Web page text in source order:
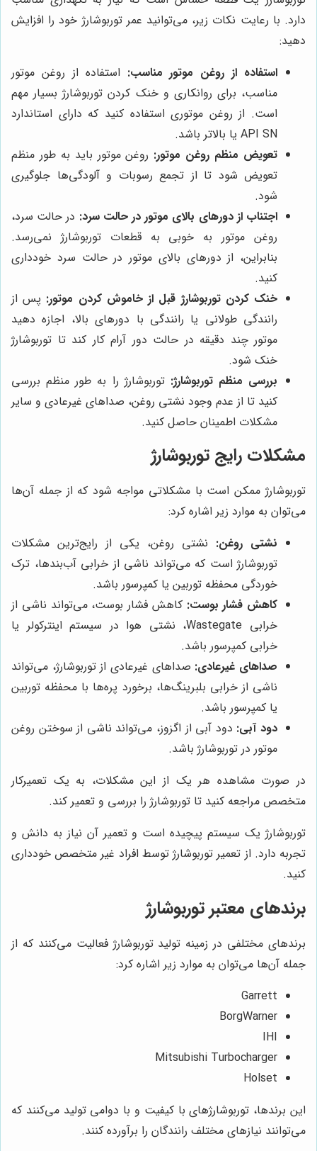
دارد. با رعایت نکات زیر، می‌توانید عمر توربوشارژ خود را افزایش
دهید:
استفاده از روغن موتور مناسب: استفاده از روغن موتور
مناسب، برای روانکاری و خنک کردن توربوشارژ بسیار مهم
است. از روغن موتوری استفاده کنید که دارای استاندارد
API SN یا بالاتر باشد.
تعویض منظم روغن موتور: روغن موتور باید به طور منظم
تعویض شود تا از تجمع رسوبات و آلودگی‌ها جلوگیری
شود.
اجتناب از دورهای بالای موتور در حالت سرد: در حالت سرد،
روغن موتور به خوبی به قطعات توربوشارژ نمی‌رسد.
بنابراین، از دورهای بالای موتور در حالت سرد خودداری
کنید.
خنک کردن توربوشارژ قبل از خاموش کردن موتور: پس از
رانندگی طولانی یا رانندگی با دورهای بالا، اجازه دهید
موتور چند دقیقه در حالت دور آرام کار کند تا توربوشارژ
خنک شود.
بررسی منظم توربوشارژ: توربوشارژ را به طور منظم بررسی
کنید تا از عدم وجود نشتی روغن، صداهای غیرعادی و سایر
مشکلات اطمینان حاصل کنید.
مشکلات رایج توربوشارژ
توربوشارژ ممکن است با مشکلاتی مواجه شود که از جمله آن‌ها
می‌توان به موارد زیر اشاره کرد:
نشتی روغن: نشتی روغن، یکی از رایج‌ترین مشکلات
توربوشارژ است که می‌تواند ناشی از خرابی آب‌بندها، ترک
خوردگی محفظه توربین یا کمپرسور باشد.
کاهش فشار بوست: کاهش فشار بوست، می‌تواند ناشی از
خرابی Wastegate، نشتی هوا در سیستم اینترکولر یا
خرابی کمپرسور باشد.
صداهای غیرعادی: صداهای غیرعادی از توربوشارژ، می‌تواند
ناشی از خرابی بلبرینگ‌ها، برخورد پره‌ها با محفظه توربین
یا کمپرسور باشد.
دود آبی: دود آبی از اگزوز، می‌تواند ناشی از سوختن روغن
موتور در توربوشارژ باشد.
در صورت مشاهده هر یک از این مشکلات، به یک تعمیرکار
متخصص مراجعه کنید تا توربوشارژ را بررسی و تعمیر کند.
توربوشارژ یک سیستم پیچیده است و تعمیر آن نیاز به دانش و
تجربه دارد. از تعمیر توربوشارژ توسط افراد غیر متخصص خودداری
کنید.
برندهای معتبر توربوشارژ
برندهای مختلفی در زمینه تولید توربوشارژ فعالیت می‌کنند که از
جمله آن‌ها می‌توان به موارد زیر اشاره کرد:
Garrett
BorgWarner
IHI
Mitsubishi Turbocharger
Holset
این برندها، توربوشارژهای با کیفیت و با دوامی تولید می‌کنند که
می‌توانند نیازهای مختلف رانندگان را برآورده کنند.